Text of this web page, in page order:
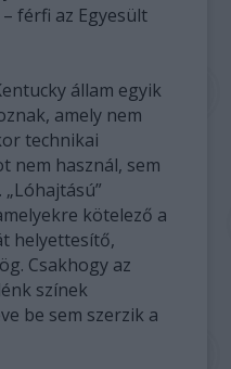
férfi az Egyesült
állam egyik
amely nem
technikai
nem használ, sem
kötelező a
helyettesítő,
Csakhogy az
színek
be sem szerzik a